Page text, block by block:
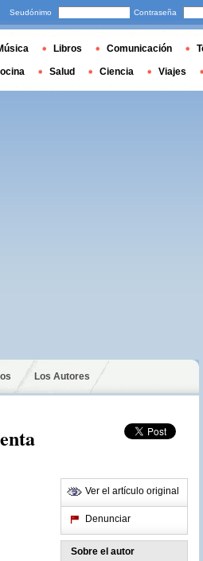
Los Autores
Ver el artículo original
Denunciar
Sobre el autor
Seudónimo Contraseña
Libros Comunicación
Salud Ciencia Viajes